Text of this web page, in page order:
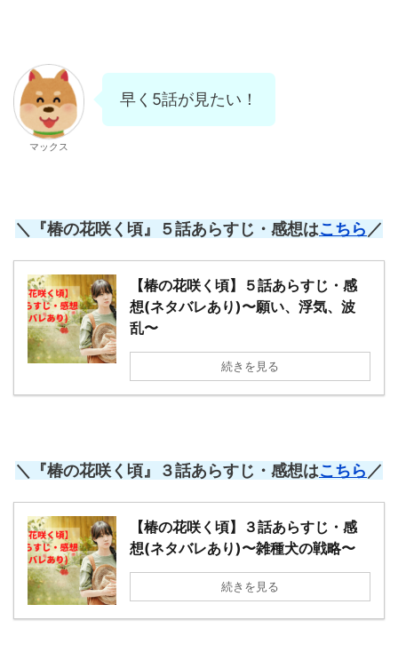
マックス
早く5話が見たい！
＼『椿の花咲く頃』５話あらすじ・感想はこちら ／
【椿の花咲く頃】５話あらすじ・感
想(ネタバレあり)〜願い、浮気、波
乱〜
続きを見る
＼『椿の花咲く頃』３話あらすじ・感想はこちら ／
【椿の花咲く頃】３話あらすじ・感
想(ネタバレあり)〜雑種犬の戦略〜
続きを見る